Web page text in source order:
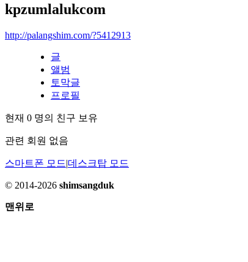
kpzumlalukcom
http://palangshim.com/?5412913
글
앨범
토막글
프로필
현재 0 명의 친구 보유
관련 회원 없음
스마트폰 모드|데스크탑 모드
© 2014-2026 shimsangduk
맨위로